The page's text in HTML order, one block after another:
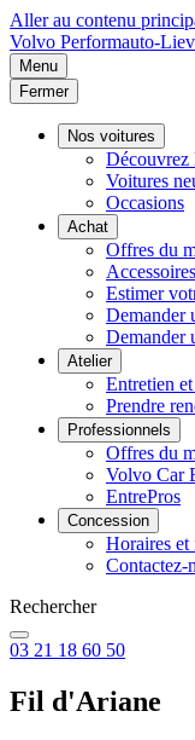
Aller au contenu
Volvo Performauto-
Menu
Fermer
Nos voitures
Découvrez
Voitures
Occasions
Achat
Offres du
Accessoires
Estimer
Demander
Demander
Atelier
Entretien
Prendre
Professionnels
Offres du
Volvo Car
EntrePros
Concession
Horaires
Contactez-
Rechercher
03 21 18 60 50
Fil d'Ariane